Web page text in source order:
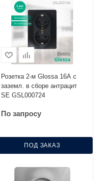
Розетка 2-м Glossa 16А с
заземл. в сборе антрацит
SE GSL000724
По запросу
ПОД ЗАКАЗ